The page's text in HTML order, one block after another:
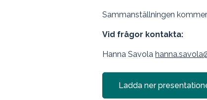
Sammanställningen
Vid frågor kontakta:
Hanna Savola
Ladda ner